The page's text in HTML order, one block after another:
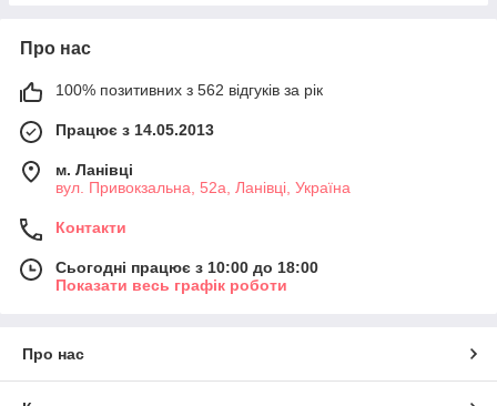
Про нас
100% позитивних з 562 відгуків за рік
Працює з 14.05.2013
м. Ланівці
вул. Привокзальна, 52а, Ланівці, Україна
Контакти
Сьогодні працює з 10:00 до 18:00
Показати весь графік роботи
Про нас